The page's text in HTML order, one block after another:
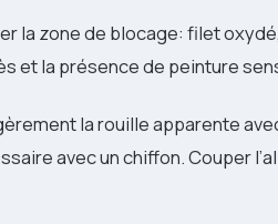
la zone de blocage: filet
et la présence de peinture
la rouille apparente
avec un chiffon. Couper